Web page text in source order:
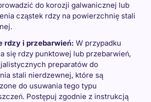
do korozji galwanicznej lub
cząstek rdzy na powierzchnię stali
rdzy i przebarwień: W przypadku
się rdzy punktowej lub przebarwień,
preparatów do
stali nierdzewnej, które są
do usuwania tego typu
Postępuj zgodnie z instrukcją